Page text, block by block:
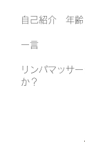
自己紹介 年齢
​一言
リンパマッサ
か？